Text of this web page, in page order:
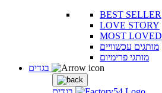
BEST SELLER
LOVE STORY
MOST LOVED
מותגים עכשוויים
מותגי פרימיום